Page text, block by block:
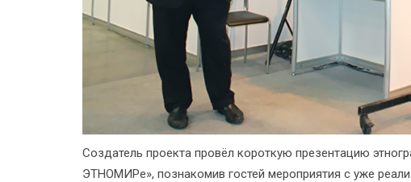
Создатель проекта провёл короткую презентацию
ЭТНОМИРе», познакомив гостей мероприятия с уже